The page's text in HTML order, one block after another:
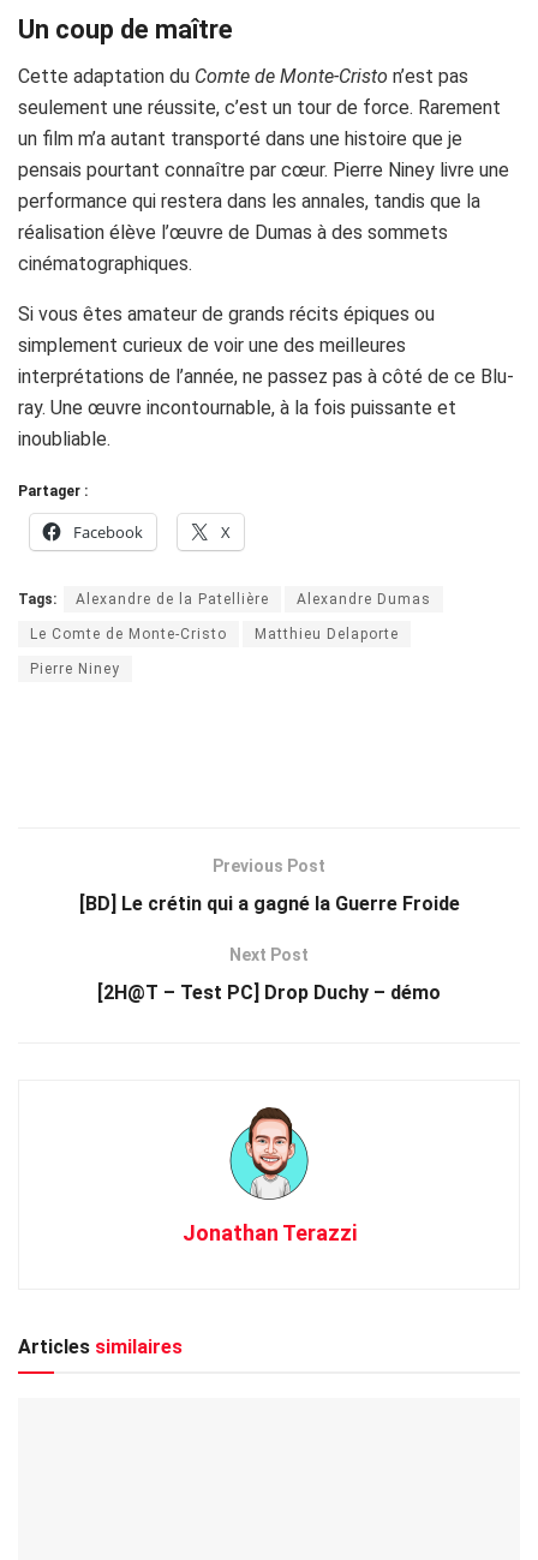
Un coup de maître
Cette adaptation du Comte de Monte-Cristo n’est pas
seulement une réussite, c’est un tour de force. Rarement
un film m’a autant transporté dans une histoire que je
pensais pourtant connaître par cœur. Pierre Niney livre une
performance qui restera dans les annales, tandis que la
réalisation élève l’œuvre de Dumas à des sommets
cinématographiques.
Si vous êtes amateur de grands récits épiques ou
simplement curieux de voir une des meilleures
interprétations de l’année, ne passez pas à côté de ce Blu-
ray. Une œuvre incontournable, à la fois puissante et
inoubliable.
Partager :
Facebook X
Tags: Alexandre de la Patellière Alexandre Dumas
Le Comte de Monte-Cristo Matthieu Delaporte
Pierre Niney
Previous Post
[BD] Le crétin qui a gagné la Guerre Froide
Next Post
[2H@T – Test PC] Drop Duchy – démo
Jonathan Terazzi
Articles similaires